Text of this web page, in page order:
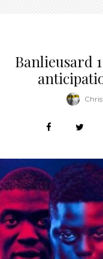
Banlieusard